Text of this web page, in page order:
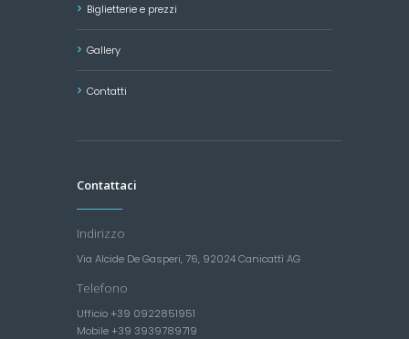
Biglietterie e prezzi
Gallery
Contatti
Contattaci
Indirizzo
Via Alcide De Gasperi, 76, 92024 Canicattì AG
Telefono
Ufficio +39 0922851951
Mobile +39 3939789719